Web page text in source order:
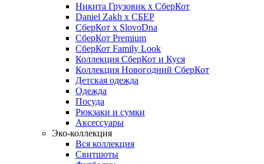
Никита Грузовик х СберКот
Daniel Zakh x СБЕР
СберКот x SlovoDna
СберКот Premium
СберКот Family Look
Коллекция СберКот и Куся
Коллекция Новогодний СберКот
Детская одежда
Одежда
Посуда
Рюкзаки и сумки
Аксессуары
Эко-коллекция
Вся коллекция
Свитшоты